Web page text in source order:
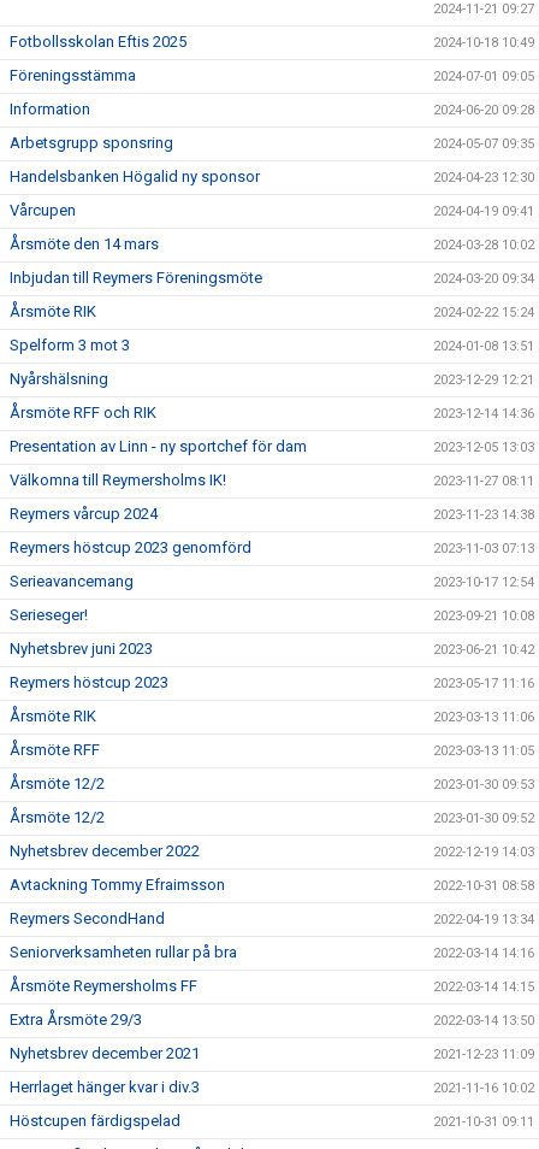
2024-11-21 09:27
Fotbollsskolan Eftis 2025 2024-10-18 10:49
Föreningsstämma 2024-07-01 09:05
Information 2024-06-20 09:28
Arbetsgrupp sponsring 2024-05-07 09:35
Handelsbanken Högalid ny sponsor 2024-04-23 12:30
Vårcupen 2024-04-19 09:41
Årsmöte den 14 mars 2024-03-28 10:02
Inbjudan till Reymers Föreningsmöte 2024-03-20 09:34
Årsmöte RIK 2024-02-22 15:24
Spelform 3 mot 3 2024-01-08 13:51
Nyårshälsning 2023-12-29 12:21
Årsmöte RFF och RIK 2023-12-14 14:36
Presentation av Linn - ny sportchef för dam 2023-12-05 13:03
Välkomna till Reymersholms IK! 2023-11-27 08:11
Reymers vårcup 2024 2023-11-23 14:38
Reymers höstcup 2023 genomförd 2023-11-03 07:13
Serieavancemang 2023-10-17 12:54
Serieseger! 2023-09-21 10:08
Nyhetsbrev juni 2023 2023-06-21 10:42
Reymers höstcup 2023 2023-05-17 11:16
Årsmöte RIK 2023-03-13 11:06
Årsmöte RFF 2023-03-13 11:05
Årsmöte 12/2 2023-01-30 09:53
Årsmöte 12/2 2023-01-30 09:52
Nyhetsbrev december 2022 2022-12-19 14:03
Avtackning Tommy Efraimsson 2022-10-31 08:58
Reymers SecondHand 2022-04-19 13:34
Seniorverksamheten rullar på bra 2022-03-14 14:16
Årsmöte Reymersholms FF 2022-03-14 14:15
Extra Årsmöte 29/3 2022-03-14 13:50
Nyhetsbrev december 2021 2021-12-23 11:09
Herrlaget hänger kvar i div.3 2021-11-16 10:02
Höstcupen färdigspelad 2021-10-31 09:11